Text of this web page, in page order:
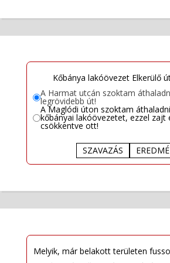
Kőbánya lakóövezet Elkerülő
A Harmat utcán szoktam
legrövidebb út!
A Maglódi úton szoktam
kőbányai lakóövezetet, ezzel zajt
csökkentve ott!
SZAVAZÁS
Melyik, már belakott területen